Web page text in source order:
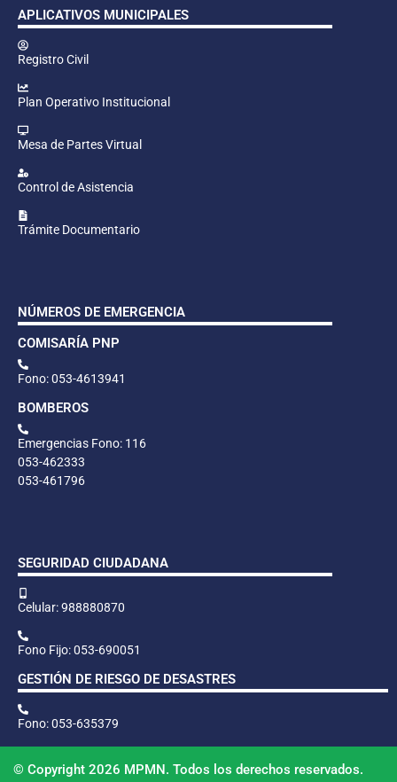
APLICATIVOS MUNICIPALES
Registro Civil
Plan Operativo Institucional
Mesa de Partes Virtual
Control de Asistencia
Trámite Documentario
NÚMEROS DE EMERGENCIA
COMISARÍA PNP
Fono: 053-4613941
BOMBEROS
Emergencias Fono: 116
053-462333
053-461796
SEGURIDAD CIUDADANA
Celular: 988880870
Fono Fijo: 053-690051
GESTIÓN DE RIESGO DE DESASTRES
Fono: 053-635379
© Copyright 2026 MPMN. Todos los derechos reservados.